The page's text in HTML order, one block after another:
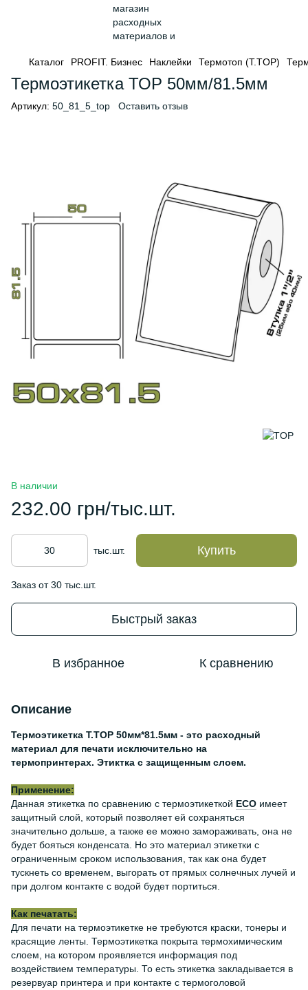
Каталог PROFIT. Бизнес Наклейки Термотоп (T.TOP)
Термоэтикетка ТОР 50мм/81.5мм
Артикул: 50_81_5_top Оставить отзыв
В наличии
232.00 грн/тыс.шт.
тыс.шт. Купить
Заказ от 30 тыс.шт.
Быстрый заказ
В избранное К сравнению
Описание
Термоэтикетка Т.TOP 50мм*81.5мм - это расходный
материал для печати исключительно на
термопринтерах. Этиктка с защищенным слоем.
Применение:
Данная этикетка по сравнению с термоэтикеткой ЕСО имеет
защитный слой, который позволяет ей сохраняться
значительно дольше, а также ее можно замораживать, она не
будет бояться конденсата. Но это материал этикетки с
ограниченным сроком использования, так как она будет
тускнеть со временем, выгорать от прямых солнечных лучей и
при долгом контакте с водой будет портиться.
Как печатать:
Для печати на термоэтикетке не требуются краски, тонеры и
красящие ленты. Термоэтикетка покрыта термохимическим
слоем, на котором проявляется информация под
воздействием температуры. То есть этикетка закладывается в
резервуар принтера и при контакте с термоголовой